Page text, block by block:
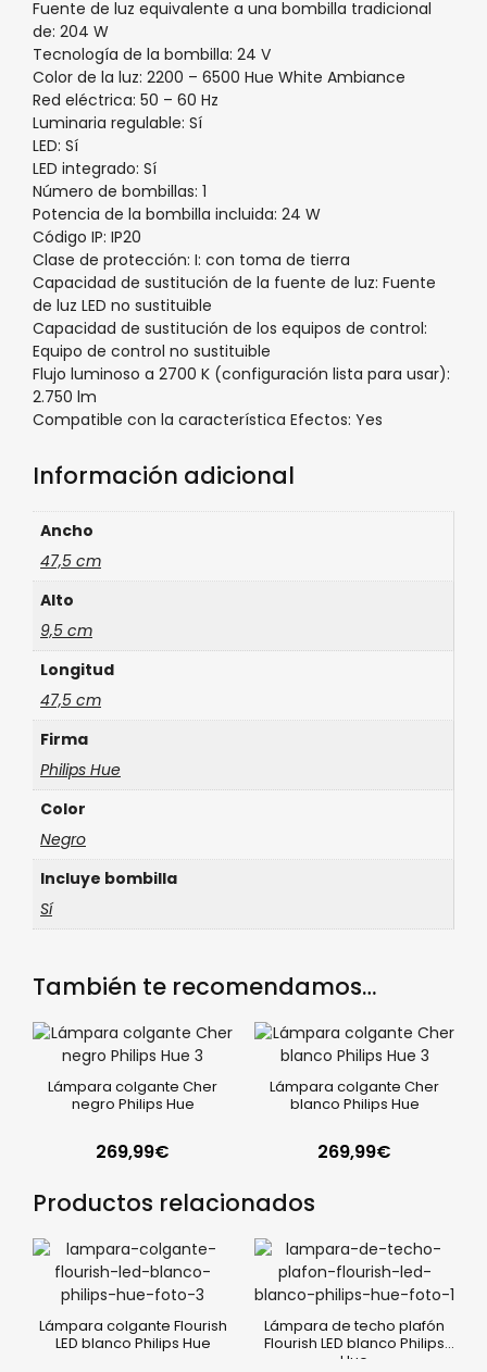
Fuente de luz equivalente a una bombilla tradicional
de: 204 W
Tecnología de la bombilla: 24 V
Color de la luz: 2200 – 6500 Hue White Ambiance
Red eléctrica: 50 – 60 Hz
Luminaria regulable: Sí
LED: Sí
LED integrado: Sí
Número de bombillas: 1
Potencia de la bombilla incluida: 24 W
Código IP: IP20
Clase de protección: I: con toma de tierra
Capacidad de sustitución de la fuente de luz: Fuente
de luz LED no sustituible
Capacidad de sustitución de los equipos de control:
Equipo de control no sustituible
Flujo luminoso a 2700 K (configuración lista para usar):
2.750 lm
Compatible con la característica Efectos: Yes
Información adicional
Ancho
47,5 cm
Alto
9,5 cm
Longitud
47,5 cm
Firma
Philips Hue
Color
Negro
Incluye bombilla
Sí
También te recomendamos…
Lámpara colgante Cher
negro Philips Hue
269,99€
Lámpara colgante Cher
blanco Philips Hue
269,99€
Productos relacionados
Lámpara colgante Flourish
LED blanco Philips Hue
Lámpara de techo plafón
Flourish LED blanco Philips
Hue